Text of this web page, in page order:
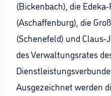
(Bickenbach), die
(Aschaffenburg), die
(Schenefeld) und Claus-
des Verwaltungsrates
Ausgezeichnet werden